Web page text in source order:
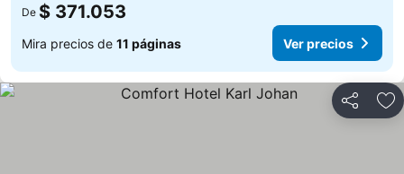
De $ 371.053
Mira precios de 11 páginas Ver precios
Compartir